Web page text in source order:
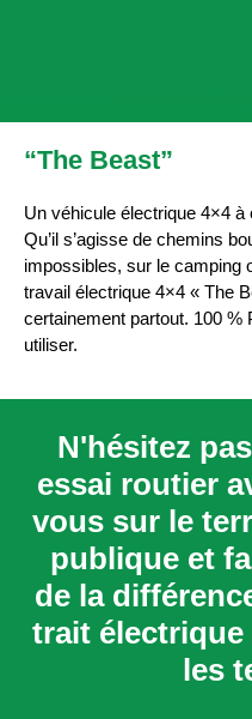
Véhicule
“The Beast”
Un véhicule électrique 4×4
Qu’il s’agisse de chemins
impossibles, sur le camping
travail électrique 4×4 « The
certainement partout. 100 %
utiliser.
N'hésitez
essai routier
vous sur le
publique et
de la
trait électrique
les